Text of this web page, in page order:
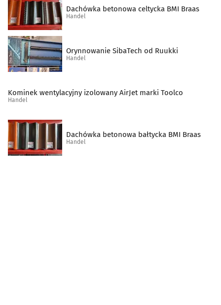
Spożywcze artykuły(49)
Supermarkety(10)
Szkło techniczne(2)
Telefony komórkowe, akcesoria(22)
Dachówka betonowa celtycka BMI Braas
Handel
Orynnowanie SibaTech od Ruukki
Handel
Kominek wentylacyjny izolowany AirJet marki Toolco
Handel
Dachówka betonowa bałtycka BMI Braas
Handel